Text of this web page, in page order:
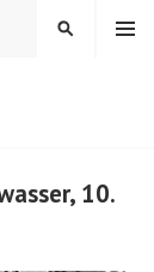
MENÜ
SUCHEN
10.